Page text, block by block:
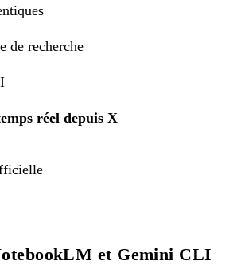
de recherche
réel depuis X
et Gemini CLI